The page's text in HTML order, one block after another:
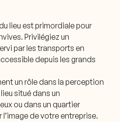
lieu est primordiale pour
Privilégiez un
par les transports en
depuis les grands
un rôle dans la perception
situé dans un
ou dans un quartier
de votre entreprise.